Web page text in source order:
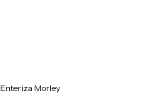
Enteriza Morley